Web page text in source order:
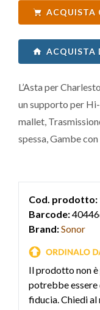
ACQUISTA
ACQUISTA
L’Asta per
un supporto per
mallet,
spessa, Gambe
Cod. prodotto:
Barcode:
Brand:Sonor
Il prodotto non è
potrebbe
fiducia. Chiedi